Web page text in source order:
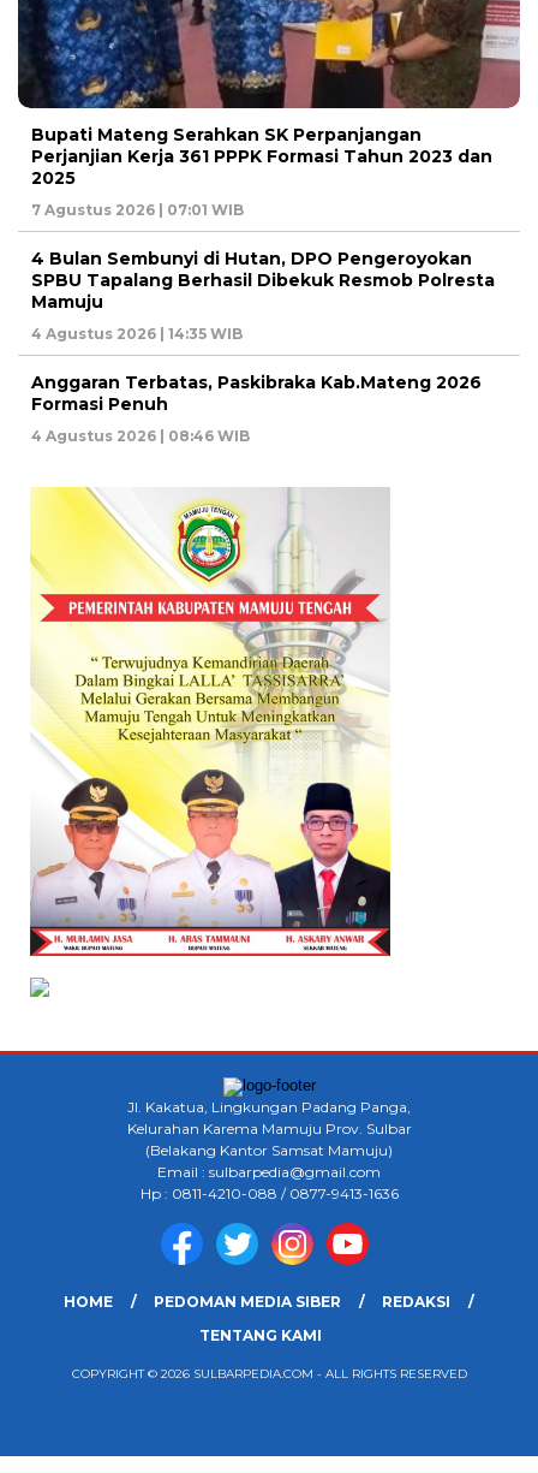
Bupati Mateng Serahkan SK Perpanjangan
Perjanjian Kerja 361 PPPK Formasi Tahun 2023 dan
2025
7 Agustus 2026 | 07:01 WIB
4 Bulan Sembunyi di Hutan, DPO Pengeroyokan
SPBU Tapalang Berhasil Dibekuk Resmob Polresta
Mamuju
4 Agustus 2026 | 14:35 WIB
Anggaran Terbatas, Paskibraka Kab.Mateng 2026
Formasi Penuh
4 Agustus 2026 | 08:46 WIB
Jl. Kakatua, Lingkungan Padang Panga,
Kelurahan Karema Mamuju Prov. Sulbar
(Belakang Kantor Samsat Mamuju)
Email : sulbarpedia@gmail.com
Hp : 0811-4210-088 / 0877-9413-1636
HOME PEDOMAN MEDIA SIBER
REDAKSI
TENTANG KAMI
COPYRIGHT © 2026 SULBARPEDIA.COM - ALL RIGHTS RESERVED